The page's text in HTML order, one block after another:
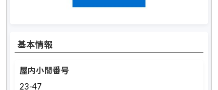
基本情報
屋内小間番号
23-47